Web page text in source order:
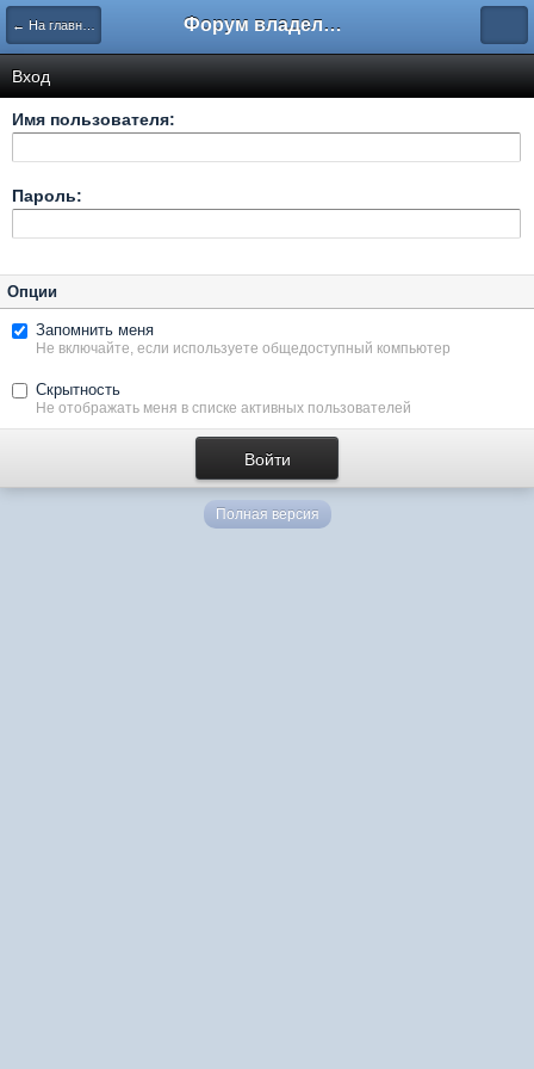
← На главную Форум владельцев интернет-магазинов
Вход
Имя пользователя:
Пароль:
Опции
Запомнить меня
Не включайте, если используете общедоступный компьютер
Скрытность
Не отображать меня в списке активных пользователей
Полная версия